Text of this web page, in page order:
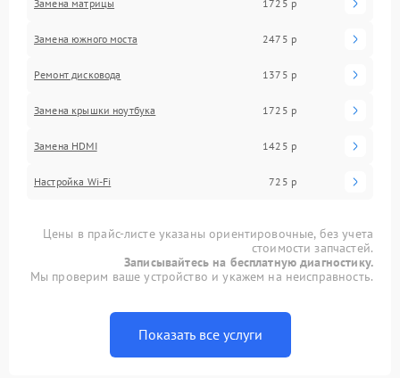
Замена матрицы 1725 р
Замена южного моста 2475 р
Ремонт дисковода 1375 р
Замена крышки ноутбука 1725 р
Замена HDMI 1425 р
Настройка Wi-Fi 725 р
Цены в прайс-листе указаны ориентировочные, без учета
стоимости запчастей.
Записывайтесь на бесплатную диагностику.
Мы проверим ваше устройство и укажем на неисправность.
Показать все услуги